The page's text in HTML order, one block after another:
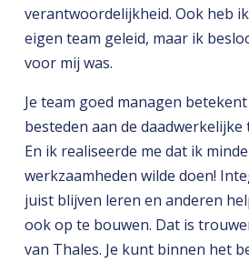
verantwoordelijkheid. Ook heb
eigen team geleid, maar ik
voor mij was.
Je team goed managen
besteden aan de daadwerkelijke
En ik realiseerde me dat ik
werkzaamheden wilde doen!
juist blijven leren en anderen
ook op te bouwen. Dat is
van Thales. Je kunt binnen het